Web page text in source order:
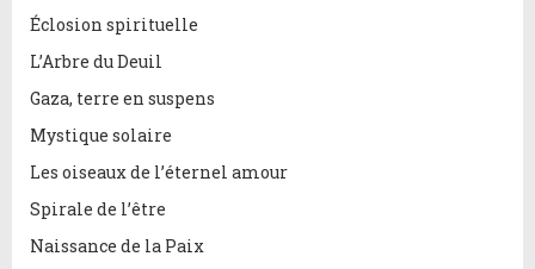
Éclosion spirituelle
L’Arbre du Deuil
Gaza, terre en suspens
Mystique solaire
Les oiseaux de l’éternel amour
Spirale de l’être
Naissance de la Paix